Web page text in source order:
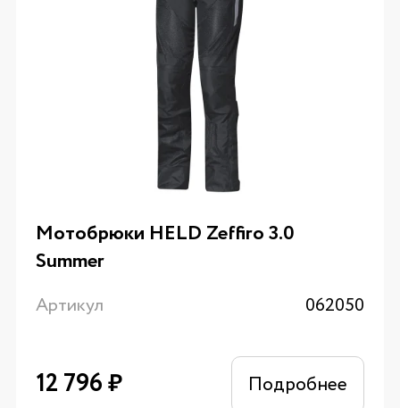
Мотобрюки HELD Zeffiro 3.0
Summer
Артикул 062050
12 796₽ Подробнее